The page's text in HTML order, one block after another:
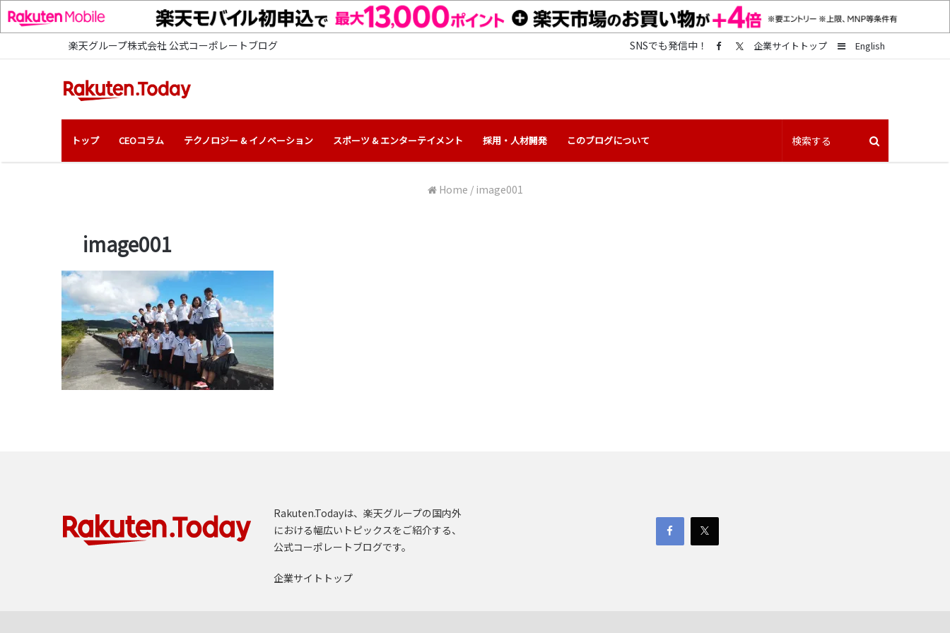
楽天グループ株式会社 公式コーポレートブログ English
Sidebar
企業サイトトップ
SNSでも発信中！
トップ CEOコラム テクノロジー & イノベーション スポーツ & エンターテイメント 採用・人材開発 このブログについて
Home / image001
image001
Rakuten.Todayは、楽天グループの国内外
における幅広いトピックスをご紹介する、
公式コーポレートブログです。
企業サイトトップ